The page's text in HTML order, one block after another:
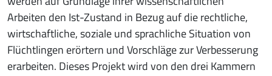
Arbeiten den Ist-Zustand in Bezug auf die rechtliche,
wirtschaftliche, soziale und sprachliche Situation von
Flüchtlingen erörtern und Vorschläge zur Verbesserung
erarbeiten. Dieses Projekt wird von den drei Kammern